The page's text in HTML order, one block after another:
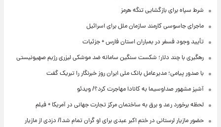
شرط سپاه برای بازگشایی تنگه هرمز
ماجرای جاسوسی کارمند سازمان ملل برای اسرائیل
تأیید وجود فسفر در بمباران استان فارس + جزئیات
رهگیری با چند دلار؛ شکست سنگین سامانه ضد موشکی لیزری رژیم صهیونیستی
با صدور پیامی؛ مدیرعامل بانک ملی ایران روز خبرنگار را تبریک گفت
آشپز مشهور صداوسیما به کانادا مهاجرت کرد؟/ ویدئو
لحظه برخورد رعد و برق به ساختمان مرکز تجارت جهانی در آمریکا + فیلم
حضور مازیار لرستانی در ختم اکبر عبدی برای او گران تمام شد!/ دزدی از مازیار